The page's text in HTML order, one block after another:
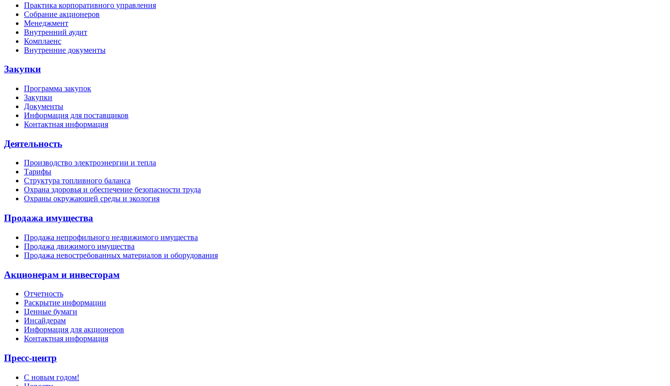
Практика корпоративного управления
Собрание акционеров
Менеджмент
Внутренний аудит
Комплаенс
Внутренние документы
Закупки
Программа закупок
Закупки
Документы
Информация для поставщиков
Контактная информация
Деятельность
Производство электроэнергии и тепла
Тарифы
Структура топливного баланса
Охрана здоровья и обеспечение безопасности труда
Охраны окружающей среды и экология
Продажа имущества
Продажа непрофильного недвижимого имущества
Продажа движимого имущества
Продажа невостребованных материалов и оборудования
Акционерам и инвесторам
Отчетность
Раскрытие информации
Ценные бумаги
Инсайдерам
Информация для акционеров
Контактная информация
Пресс-центр
С новым годом!